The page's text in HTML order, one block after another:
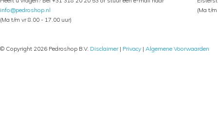
info@pedroshop.nl
(Ma t/m vr 8.00 - 17.00 uur)
(Ma t/
© Copyright 2026 Pedroshop B.V. Disclaimer| Privacy | Algemene Voorwaarden